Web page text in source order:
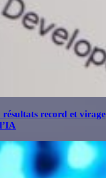
record et virage